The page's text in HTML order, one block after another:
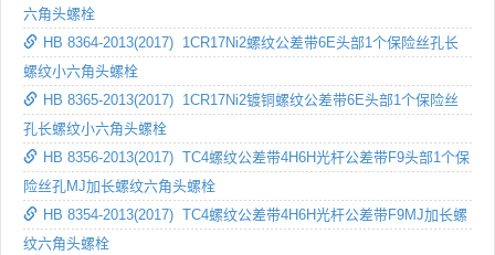
六角头螺栓
HB 8364-2013(2017) 1CR17Ni2螺纹公差带6E头部1个保险丝孔长
螺纹小六角头螺栓
HB 8365-2013(2017) 1CR17Ni2镀铜螺纹公差带6E头部1个保险丝
孔长螺纹小六角头螺栓
HB 8356-2013(2017) TC4螺纹公差带4H6H光杆公差带F9头部1个保
险丝孔MJ加长螺纹六角头螺栓
HB 8354-2013(2017) TC4螺纹公差带4H6H光杆公差带F9MJ加长螺
纹六角头螺栓